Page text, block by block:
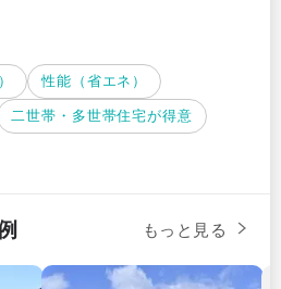
合し、良質な住宅を生み出
ムの施工基準に合致してい
させる体制も整えており、
提供しています。
技術が進歩した現代では、タ
想の外壁材である」と、同社
性能（省エネ）
二世帯・多世帯住宅が得意
もっと見る